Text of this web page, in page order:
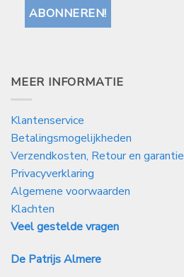
MEER INFORMATIE
Klantenservice
Betalingsmogelijkheden
Verzendkosten, Retour en garantie
Privacyverklaring
Algemene voorwaarden
Klachten
Veel gestelde vragen
De Patrijs Almere